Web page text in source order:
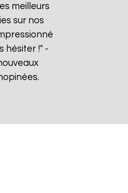
meilleurs
sur nos
hésiter !" -